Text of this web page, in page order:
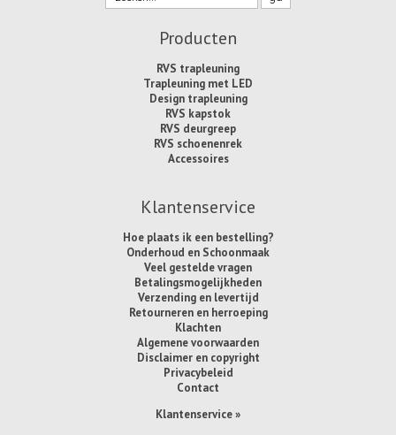
Producten
RVS trapleuning
Trapleuning met LED
Design trapleuning
RVS kapstok
RVS deurgreep
RVS schoenenrek
Accessoires
Klantenservice
Hoe plaats ik een bestelling?
Onderhoud en Schoonmaak
Veel gestelde vragen
Betalingsmogelijkheden
Verzending en levertijd
Retourneren en herroeping
Klachten
Algemene voorwaarden
Disclaimer en copyright
Privacybeleid
Contact
Klantenservice »